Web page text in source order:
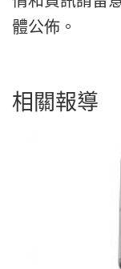
體公佈。
相關報導